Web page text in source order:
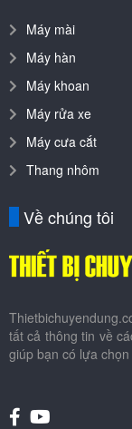
Máy mài
Máy hàn
Máy khoan
Máy rửa xe
Máy cưa cắt
Thang nhôm
Về chúng tôi
tất cả thông tin về
giúp bạn có lựa